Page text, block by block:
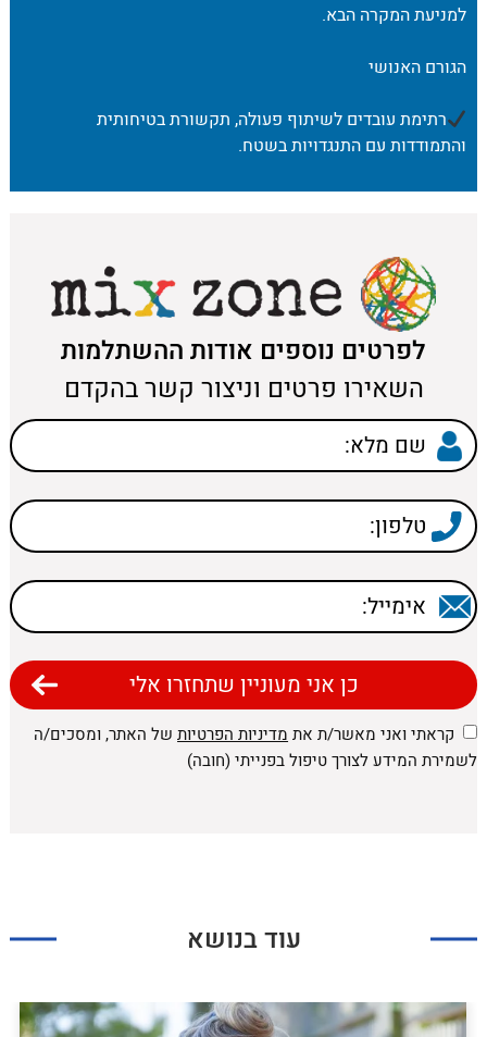
למניעת המקרה הבא.
הגורם האנושי
רתימת עובדים לשיתוף פעולה, תקשורת בטיחותית
והתמודדות עם התנגדויות בשטח.
לפרטים נוספים אודות ההשתלמות
השאירו פרטים וניצור קשר בהקדם
קראתי ואני מאשר/ת את מדיניות הפרטיותשל האתר, ומסכים/ה
לשמירת המידע לצורך טיפול בפנייתי (חובה)
עוד בנושא